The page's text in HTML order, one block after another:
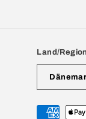
Land/Region